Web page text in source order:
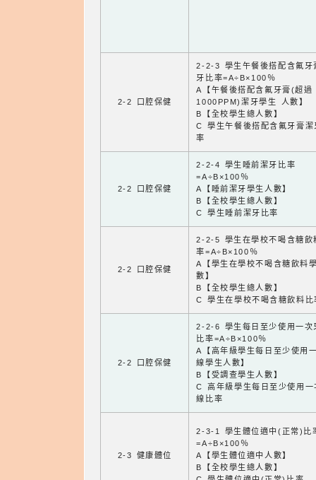
2-2 口腔保健
2-2-3 學生午餐後搭配含氟牙
牙比率=A÷B×100％
A【午餐後搭配含氟牙膏(超過
1000PPM)潔牙學生 人數】
B【全校學生總人數】
C 學生午餐後搭配含氟牙膏潔
率
2-2 口腔保健
2-2-4 學生睡前潔牙比率
=A÷B×100％
A【睡前潔牙學生人數】
B【全校學生總人數】
C 學生睡前潔牙比率
2-2 口腔保健
2-2-5 學生在學校不喝含糖飲
率=A÷B×100％
A【學生在學校不喝含糖飲料
數】
B【全校學生總人數】
C 學生在學校不喝含糖飲料比
2-2 口腔保健
2-2-6 學生每日至少使用一次
比率=A÷B×100％
A【高年級學生每日至少使用
線學生人數】
B【受調查學生人數】
C 高年級學生每日至少使用一
線比率
2-3 健康體位
2-3-1 學生體位適中(正常)比
=A÷B×100％
A【學生體位適中人數】
B【全校學生總人數】